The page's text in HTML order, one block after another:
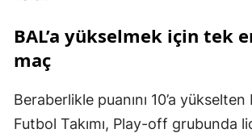
BAL’a yükselmek için tek
maç
Beraberlikle puanını 10’a
Futbol Takımı, Play-off grubunda